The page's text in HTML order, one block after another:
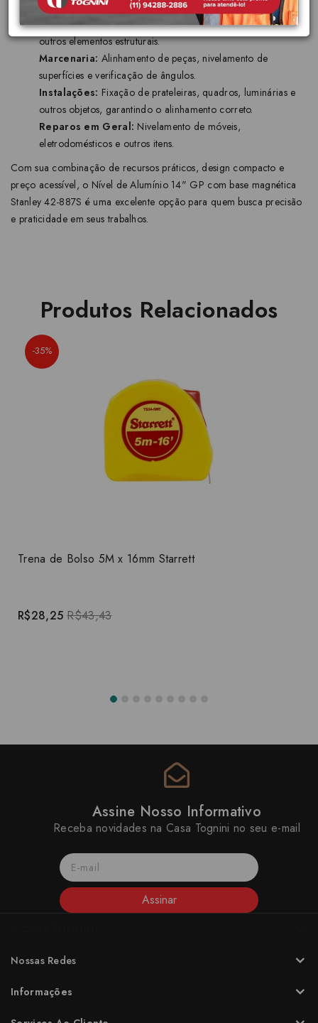
Construção Civil:Nivelamento de paredes, pisos, vigas e
outros elementos estruturais.
Marcenaria: Alinhamento de peças, nivelamento de
superfícies e verificação de ângulos.
Instalações: Fixação de prateleiras, quadros, luminárias e
outros objetos, garantindo o alinhamento correto.
Reparos em Geral: Nivelamento de móveis,
eletrodomésticos e outros itens.
Com sua combinação de recursos práticos, design compacto e
preço acessível, o Nível de Alumínio 14" GP com base magnética
Stanley 42-887S é uma excelente opção para quem busca precisão
e praticidade em seus trabalhos.
Produtos Relacionados
-35%
Trena de Bolso 5M x 16mm Starrett
R$28,25 R$43,43
Assine Nosso Informativo
Receba novidades na Casa Tognini no seu e-mail
Assinar
Nossas Redes
Informações